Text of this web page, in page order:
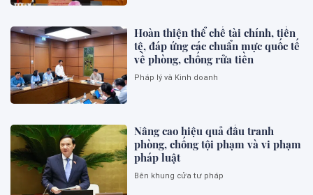
Hoàn thiện thể chế tài chính, tiền
tệ, đáp ứng các chuẩn mực quốc tế
về phòng, chống rửa tiền
Pháp lý và Kinh doanh
Nâng cao hiệu quả đấu tranh
phòng, chống tội phạm và vi phạm
pháp luật
Bên khung cửa tư pháp